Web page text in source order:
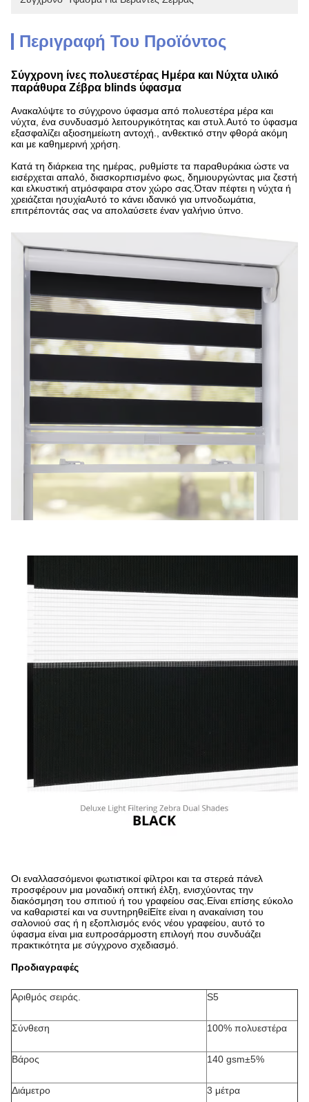
Περιγραφή Του Προϊόντος
Σύγχρονη ίνες πολυεστέρας Ημέρα και Νύχτα υλικό
παράθυρα Ζέβρα blinds ύφασμα
Ανακαλύψτε το σύγχρονο ύφασμα από πολυεστέρα μέρα και
νύχτα, ένα συνδυασμό λειτουργικότητας και στυλ.Αυτό το ύφασμα
εξασφαλίζει αξιοσημείωτη αντοχή., ανθεκτικό στην φθορά ακόμη
και με καθημερινή χρήση.
Κατά τη διάρκεια της ημέρας, ρυθμίστε τα παραθυράκια ώστε να
εισέρχεται απαλό, διασκορπισμένο φως, δημιουργώντας μια ζεστή
και ελκυστική ατμόσφαιρα στον χώρο σας.Όταν πέφτει η νύχτα ή
χρειάζεται ησυχίαΑυτό το κάνει ιδανικό για υπνοδωμάτια,
επιτρέποντάς σας να απολαύσετε έναν γαλήνιο ύπνο.
Οι εναλλασσόμενοι φωτιστικοί φίλτροι και τα στερεά πάνελ
προσφέρουν μια μοναδική οπτική έλξη, ενισχύοντας την
διακόσμηση του σπιτιού ή του γραφείου σας.Είναι επίσης εύκολο
να καθαριστεί και να συντηρηθείΕίτε είναι η ανακαίνιση του
σαλονιού σας ή η εξοπλισμός ενός νέου γραφείου, αυτό το
ύφασμα είναι μια ευπροσάρμοστη επιλογή που συνδυάζει
πρακτικότητα με σύγχρονο σχεδιασμό.
Προδιαγραφές
Αριθμός σειράς. S5
Σύνθεση 100% πολυεστέρα
Βάρος 140 gsm±5%
Διάμετρο 3 μέτρα